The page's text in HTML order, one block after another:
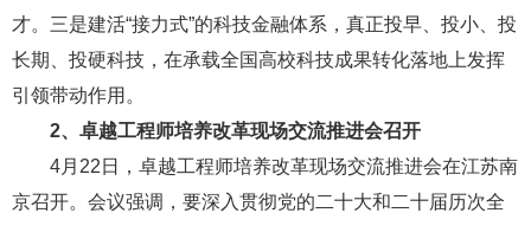
才。三是建活“接力式”的科技金融体系，真正投早、投小、投
长期、投硬科技，在承载全国高校科技成果转化落地上发挥
引领带动作用。
2、 卓越工程师培养改革现场交流推进会召开
4月22日，卓越工程师培养改革现场交流推进会在江苏南
京召开。会议强调，要深入贯彻党的二十大和二十届历次全